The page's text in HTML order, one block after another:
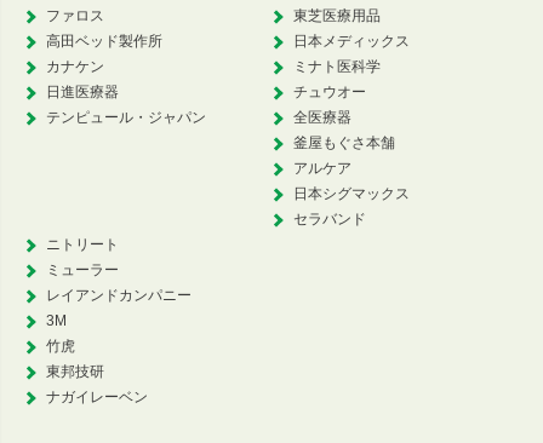
ファロス
高田ベッド製作所
カナケン
日進医療器
テンピュール・ジャパン
東芝医療用品
日本メディックス
ミナト医科学
チュウオー
全医療器
釜屋もぐさ本舗
アルケア
日本シグマックス
セラバンド
ニトリート
ミューラー
レイアンドカンパニー
3M
竹虎
東邦技研
ナガイレーベン